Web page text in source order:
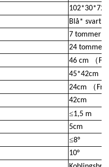
Blå* svart
7 tommer
24 tommer
46 cm （
45*42cm
24cm （
42cm
≤1,5 m
5cm
≤8°
10°